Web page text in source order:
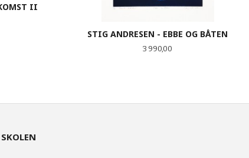
II
STIG ANDRESEN - EBBE OG BÅTEN
Pris
3 990,00